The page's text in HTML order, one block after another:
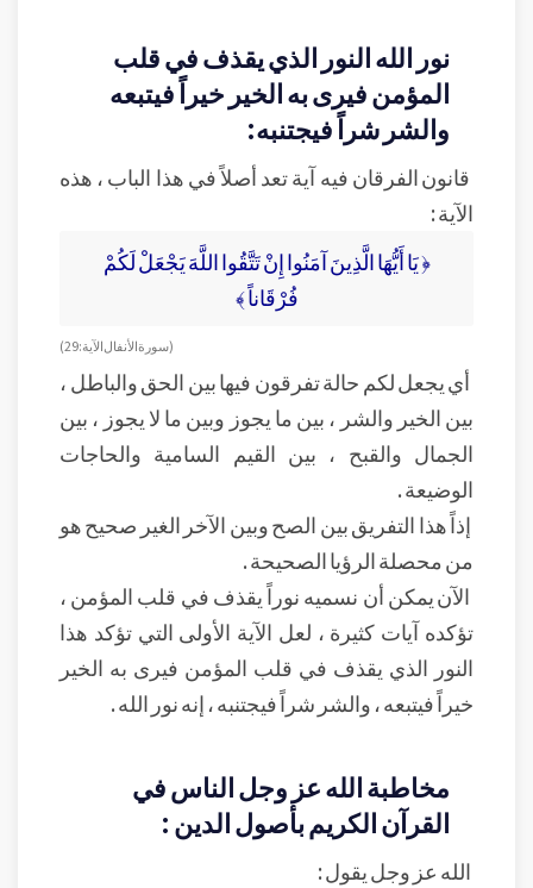
نور الله النور الذي يقذف في قلب
المؤمن فيرى به الخير خيراً فيتبعه
والشر شراً فيجتنبه:
قانون الفرقان فيه آية تعد أصلاً في هذا الباب ، هذه
الآية :
﴿ يَا أَيُّهَا الَّذِينَ آمَنُوا إِنْ تَتَّقُوا اللَّهَ يَجْعَلْ لَكُمْ
فُرْقَاناً ﴾
( سورة الأنفال الآية : 29 )
أي يجعل لكم حالة تفرقون فيها بين الحق والباطل ،
بين الخير والشر ، بين ما يجوز وبين ما لا يجوز ، بين
الجمال والقبح ، بين القيم السامية والحاجات
الوضيعة .
إذاً هذا التفريق بين الصح وبين الآخر الغير صحيح هو
من محصلة الرؤيا الصحيحة .
الآن يمكن أن نسميه نوراً يقذف في قلب المؤمن ،
تؤكده آيات كثيرة ، لعل الآية الأولى التي تؤكد هذا
النور الذي يقذف في قلب المؤمن فيرى به الخير
خيراً فيتبعه ، والشر شراً فيجتنبه ، إنه نور الله .
مخاطبة الله عز وجل الناس في
القرآن الكريم بأصول الدين :
الله عز وجل يقول :